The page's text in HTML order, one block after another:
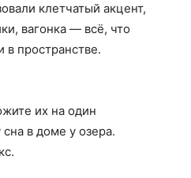
клетчатый акцент,
вагонка — всё, что
в пространстве.
их на один
в доме у озера.